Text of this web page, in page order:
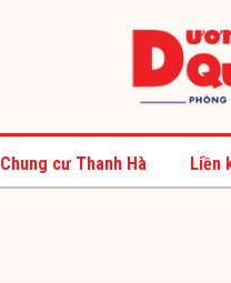
Chung cư Thanh Hà Liền